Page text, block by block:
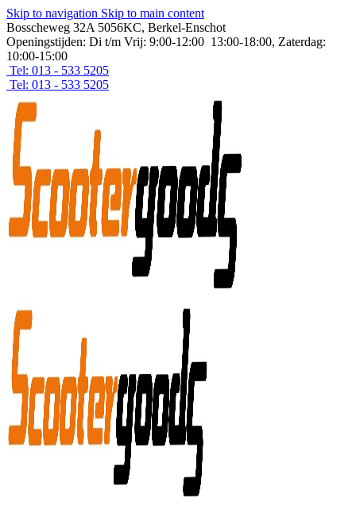
Skip to navigation Skip to main content
Bosscheweg 32A 5056KC, Berkel-Enschot
Openingstijden: Di t/m Vrij: 9:00-12:00 13:00-18:00, Zaterdag:
10:00-15:00
Tel: 013 - 533 5205
Tel: 013 - 533 5205